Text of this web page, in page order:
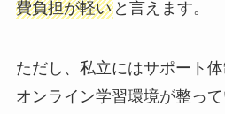
費負担が軽いと言えます。
ただし、私立にはサポート体
オンライン学習環境が整っ